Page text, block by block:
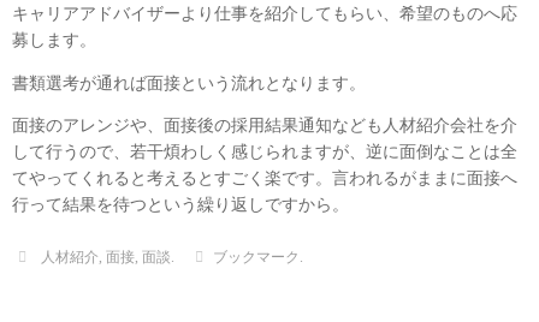
キャリアアドバイザーより仕事を紹介してもらい、希望のものへ応
募します。
書類選考が通れば面接という流れとなります。
面接のアレンジや、面接後の採用結果通知なども人材紹介会社を介
して行うので、若干煩わしく感じられますが、逆に面倒なことは全
てやってくれると考えるとすごく楽です。言われるがままに面接へ
行って結果を待つという繰り返しですから。
人材紹介 面接, 面談 ブックマーク